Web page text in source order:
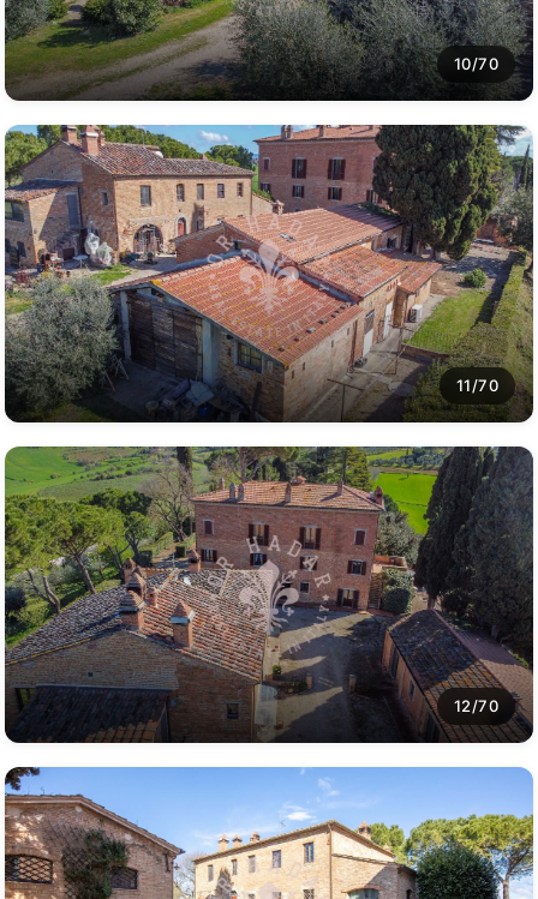
10/70
11/70
12/70